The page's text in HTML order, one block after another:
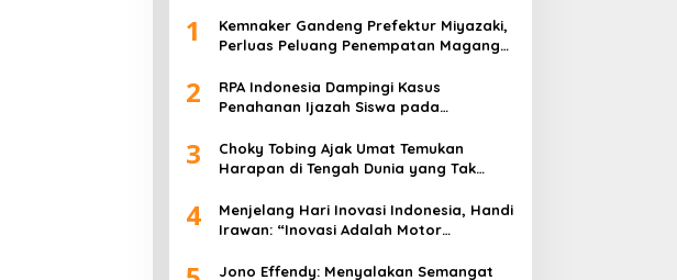
1
Kemnaker Gandeng Prefektur Miyazaki,
Perluas Peluang Penempatan Magang
2
RPA Indonesia Dampingi Kasus
Penahanan Ijazah Siswa pada
3
Choky Tobing Ajak Umat Temukan
Harapan di Tengah Dunia yang Tak
4
Menjelang Hari Inovasi Indonesia, Handi
Irawan: “Inovasi Adalah Motor
Jono Effendy: Menyalakan Semangat